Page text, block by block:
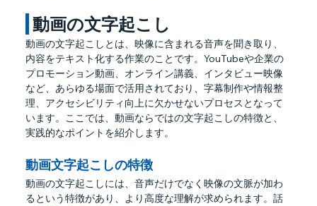
動画の文字起こし
動画の文字起こしとは、映像に含まれる音声を聞き取り、
内容をテキスト化する作業のことです。YouTubeや企業の
プロモーション動画、オンライン講義、インタビュー映像
など、あらゆる場面で活用されており、字幕制作や情報整
理、アクセシビリティ向上に欠かせないプロセスとなって
います。ここでは、動画ならではの文字起こしの特徴と、
実践的なポイントを紹介します。
動画文字起こしの特徴
動画の文字起こしには、音声だけでなく映像の文脈が加わ
るという特徴があり、より高度な理解が求められます。話